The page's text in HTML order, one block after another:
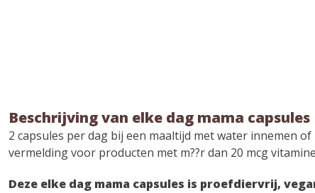
Beschrijving van elke dag mama capsules
2 capsules per dag bij een maaltijd met water innemen
vermelding voor producten met m??r dan 20 mcg
Deze elke dag mama capsules is proefdiervrij,